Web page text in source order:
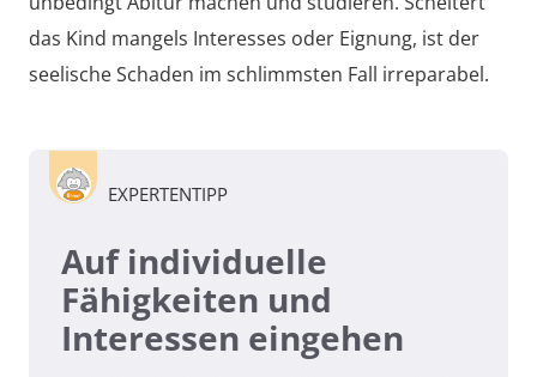
das Kind mangels Interesses oder Eignung, ist der
seelische Schaden im schlimmsten Fall irreparabel.
EXPERTENTIPP
Auf individuelle
Fähigkeiten und
Interessen eingehen